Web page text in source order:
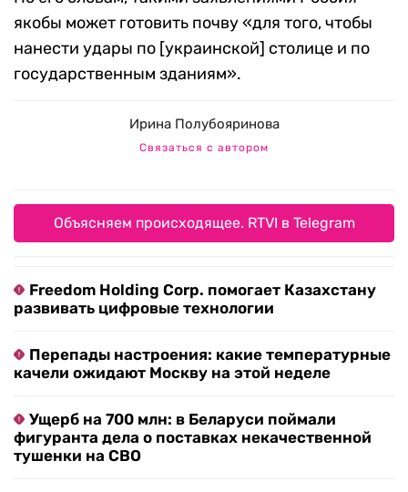
якобы может готовить почву «для того, чтобы
нанести удары по [украинской] столице и по
государственным зданиям».
Ирина Полубояринова
Связаться с автором
Объясняем происходящее. RTVI в Telegram
Freedom Holding Corp. помогает Казахстану
развивать цифровые технологии
Перепады настроения: какие температурные
качели ожидают Москву на этой неделе
Ущерб на 700 млн: в Беларуси поймали
фигуранта дела о поставках некачественной
тушенки на СВО